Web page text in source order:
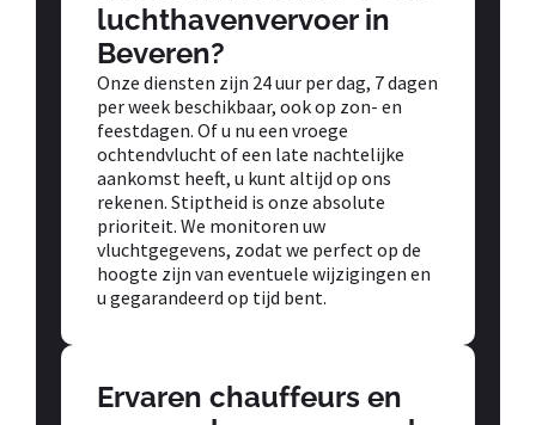
luchthavenvervoer in
Beveren?
Onze diensten zijn 24 uur per dag, 7 dagen
per week beschikbaar, ook op zon- en
feestdagen. Of u nu een vroege
ochtendvlucht of een late nachtelijke
aankomst heeft, u kunt altijd op ons
rekenen. Stiptheid is onze absolute
prioriteit. We monitoren uw
vluchtgegevens, zodat we perfect op de
hoogte zijn van eventuele wijzigingen en
u gegarandeerd op tijd bent.
Ervaren chauffeurs en